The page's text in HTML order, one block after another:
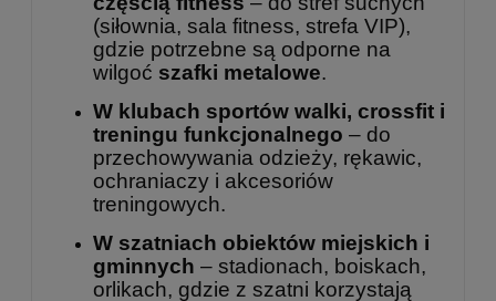
(siłownia, sala fitness, strefa VIP),
gdzie potrzebne są odporne na
wilgoć szafki metalowe.
W klubach sportów walki, crossfit i
treningu funkcjonalnego – do
przechowywania odzieży, rękawic,
ochraniaczy i akcesoriów
treningowych.
W szatniach obiektów miejskich i
gminnych – stadionach, boiskach,
orlikach, gdzie z szatni korzystają